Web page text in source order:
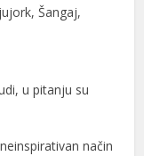
Šangaj,
u pitanju su
način